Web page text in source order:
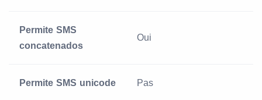
Permite SMS
concatenados
Oui
Permite SMS unicode Pas